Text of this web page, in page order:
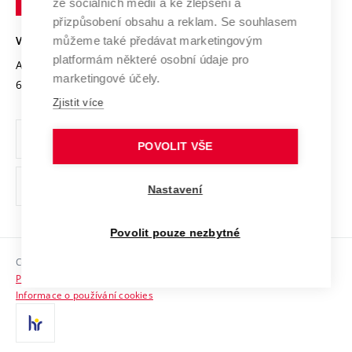
Open Science
Projekty
Projekty ze strukturálních fondů
Specifický výzkum
Univerzitní sítě
Bezpečná univerzita
Vyznamenání
Organizační struktura
Ochrana osobních údajů
odkaz)
Sociální bezpečí
HR Award
Kontakty
Brně
VYSOKÉ UČENÍ TECHNICKÉ V BRNĚ
Antonínská 548/1
602 00 Brno
www.vut.cz
vut@vutbr.cz
Copyright © 2026 VUT
Prohlášení o přístupnosti
Informace o používání cookies
ze sociálních médií a ke zlepšení a
přizpůsobení obsahu a reklam. Se souhlasem
můžeme také předávat marketingovým
platformám některé osobní údaje pro
marketingové účely.
Zjistit více
POVOLIT VŠE
Nastavení
Povolit pouze nezbytné